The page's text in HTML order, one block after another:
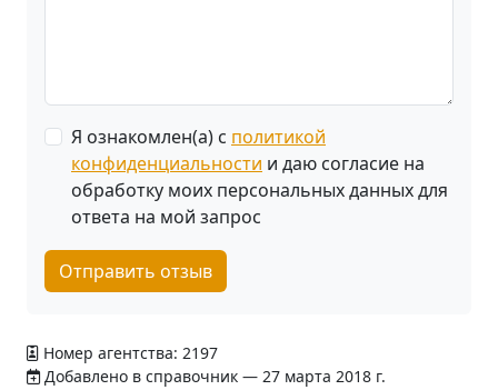
Я ознакомлен(а) с политикой
конфиденциальности и даю согласие на
обработку моих персональных данных для
ответа на мой запрос
Отправить отзыв
Номер агентства: 2197
Добавлено в справочник — 27 марта 2018 г.